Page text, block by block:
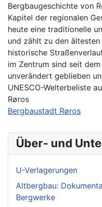
Bergbaugeschichte von
Kapitel der regionalen
heute eine traditionelle
und zählt zu den
historische
im Zentrum sind seit
unverändert geblieben
UNESCO-Welterbeliste
Røros
Bergbaustadt Røros
Über- und
U-Verlagerungen
Altbergbau:
Bergwerke